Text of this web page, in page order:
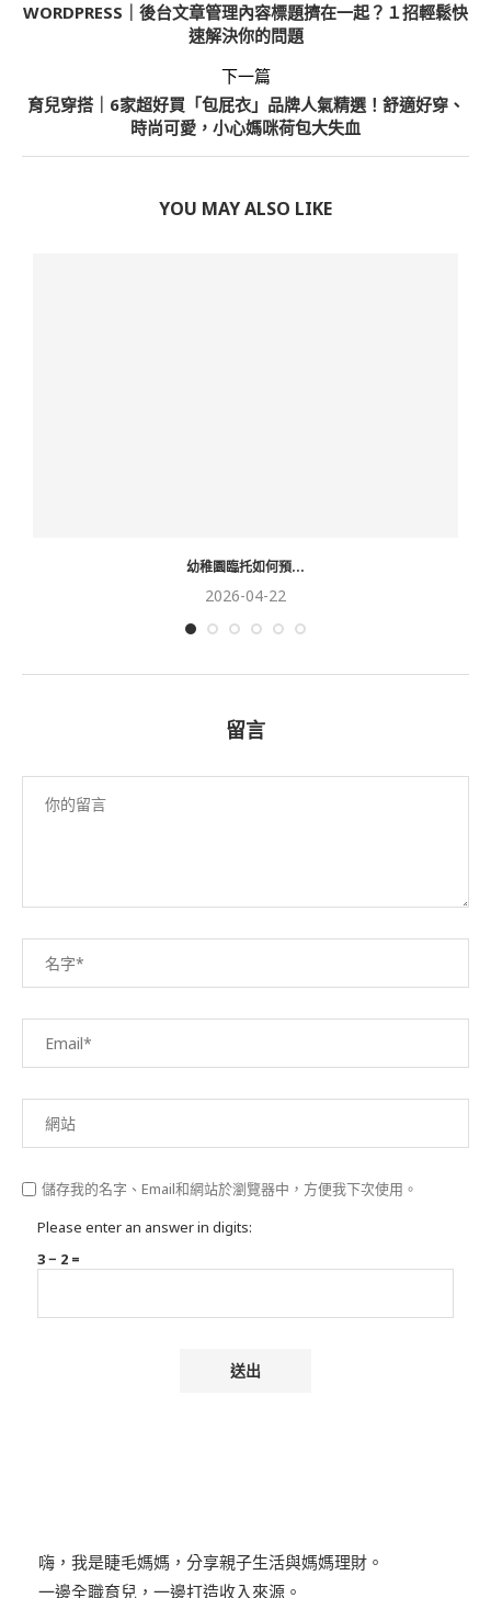
WORDPRESS｜後台文章管理內容標題擠在一起？１招輕鬆快
速解決你的問題
下一篇
育兒穿搭｜6家超好買「包屁衣」品牌人氣精選！舒適好穿、
時尚可愛，小心媽咪荷包大失血
YOU MAY ALSO LIKE
幼稚園臨托如何預...
2026-04-22
留言
儲存我的名字、Email和網站於瀏覽器中，方便我下次使用。
Please enter an answer in digits:
3 − 2 =
嗨，我是睫毛媽媽，分享親子生活與媽媽理財。
一邊全職育兒，一邊打造收入來源。